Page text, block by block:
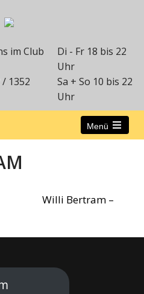
im Club
1352
Di - Fr 18 bis 22
Uhr
Sa + So 10 bis 22
Uhr
Menü
Willi Bertram –